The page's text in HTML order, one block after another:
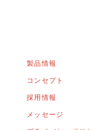
製品情報
コンセプト
採用情報
メッセージ